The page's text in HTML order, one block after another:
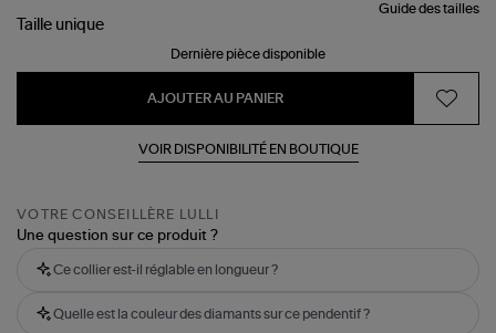
Or
Jaune
Guide des tailles
Taille unique
Dernière pièce disponible
AJOUTER AU PANIER
VOIR DISPONIBILITÉ EN BOUTIQUE
VOTRE CONSEILLÈRE LULLI
Une question sur ce produit ?
Ce collier est-il réglable en longueur ?
Quelle est la couleur des diamants sur ce pendentif ?